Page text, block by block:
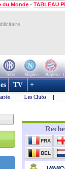
du Monde - TABLEAU
Inter Naples Bayern
TV +
| Les Clubs |